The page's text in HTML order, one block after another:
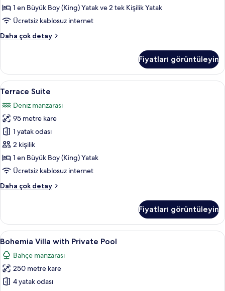
1 en Büyük Boy (King) Yatak ve 2 tek Kişilik Yatak
Ücretsiz kablosuz internet
Daha çok detay
Lale
fazla
detay
Fiyatları görüntüleyin
Terrace
Suite
için
tüm
fotoğrafları
görün
Terrace Suite | Ücretsiz minibar
8
Terrace Suite
Deniz manzarası
95 metre kare
1 yatak odası
2 kişilik
1 en Büyük Boy (King) Yatak
Ücretsiz kablosuz internet
Daha çok detay
Terrace
fazla
detay
Fiyatları görüntüleyin
Bohemia
Villa
with
Private
Pool
Bohemia Villa with Private Pool |
12
Bohemia Villa with Private Pool
Bahçe manzarası
250 metre kare
4 yatak odası